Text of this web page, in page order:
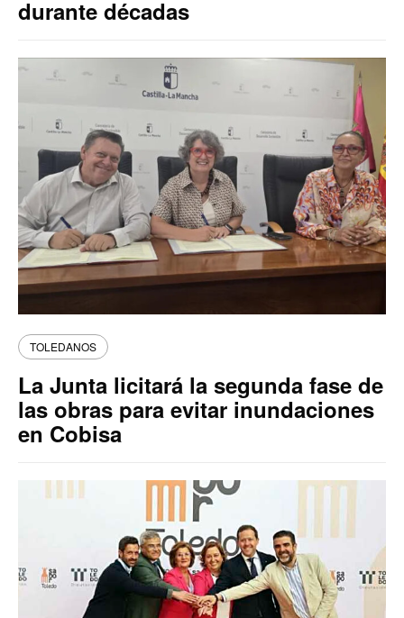
durante décadas
TOLEDANOS
La Junta licitará la segunda fase de
las obras para evitar inundaciones
en Cobisa